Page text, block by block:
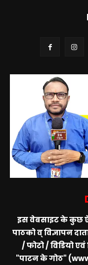
इस वेबसाइट के कुछ
पाठको व् विज्ञापन
/ फोटो / विडियो
"पाटन के गोठ"